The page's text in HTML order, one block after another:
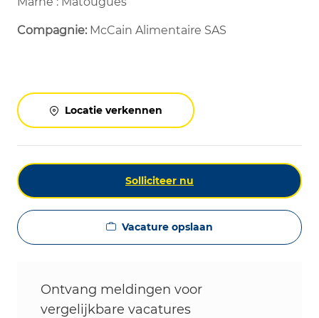
Compagnie: McCain Alimentaire SAS
Locatie verkennen
Solliciteer nu
Vacature opslaan
Ontvang meldingen voor
vergelijkbare vacatures